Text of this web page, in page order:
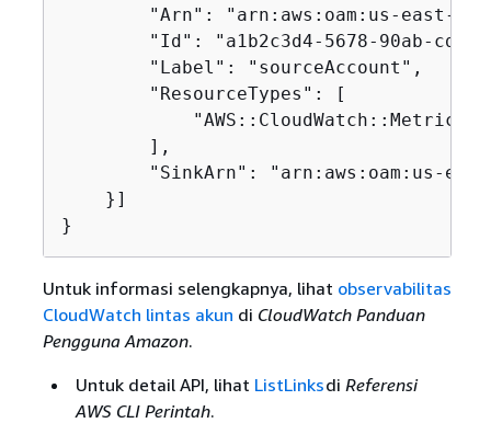
"Arn": "arn:aws:oam:us-east-
"Id": "a1b2c3d4-5678-90ab-
        "Label": "sourceAccount",
        "ResourceTypes": [
            "AWS::CloudWatch::Metric"
        ],
"SinkArn": "arn:aws:oam:us-
    }]
}
Untuk informasi selengkapnya, lihat observabilitas
CloudWatch lintas akun di CloudWatch Panduan
Pengguna Amazon.
Untuk detail API, lihat ListLinksdi Referensi
AWS CLI Perintah.